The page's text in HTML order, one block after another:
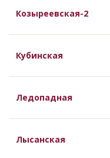
Козыреевская-2
Кубинская
Ледопадная
Лысанская